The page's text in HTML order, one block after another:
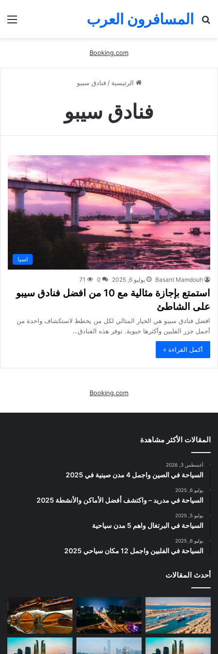
المسافرون العرب
Booking.com
الرئيسية / فنادق سيبو
فنادق سيبو
اسيا
Basant Mamdouh يوليو 6, 2025 0
71
استمتع بإجازة مثالية مع 10 من افضل فنادق سيبو
على الشاطئ
افضل فنادق سيبو هي الخيار المثالي لكل من يخطط لاستكشاف واحدة من
أجمل جزر الفلبين وأكثرها حيوية. توفر هذه الفنادق…
أكمل القراءة »
Booking.com
المقالات الأكثر مشاهدة
أغسطس 3, 2026
السياحة في الصين واجمل 4 مدن صينية في 2025
يوليو 6, 2025
السياحة في مدريد – واكتشف أفضل الأماكن والأنشطة 2025
يوليو 5, 2025
السياحة في البرتغال واهم 5 مدن سياحية
يوليو 6, 2025
السياحة في الفلبين واجمل 12 مكان سياحي 2025
أحدث المقالات